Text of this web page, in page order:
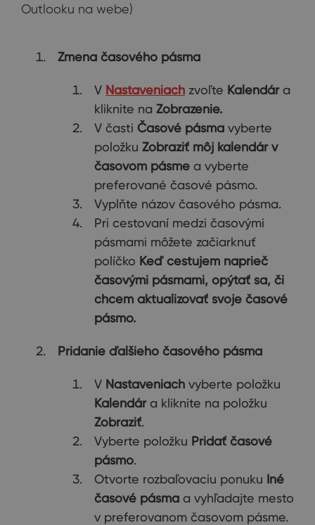
Outlooku na webe)
Zmena časového pásma
V Nastaveniach zvoľte Kalendára
kliknite na Zobrazenie.
V časti Časové pásma vyberte
položku Zobraziť môj kalendár v
časovom pásme a vyberte
preferované časové pásmo.
Vyplňte názov časového pásma.
Pri cestovaní medzi časovými
pásmami môžete začiarknuť
políčko Keď cestujem naprieč
časovými pásmami, opýtať sa, či
chcem aktualizovať svoje časové
pásmo.
Pridanie ďalšieho časového pásma
V Nastaveniach vyberte položku
Kalendára kliknite na položku
Zobraziť.
Vyberte položku Pridať časové
pásmo.
Otvorte rozbaľovaciu ponuku Iné
časové pásma a vyhľadajte mesto
v preferovanom časovom pásme.